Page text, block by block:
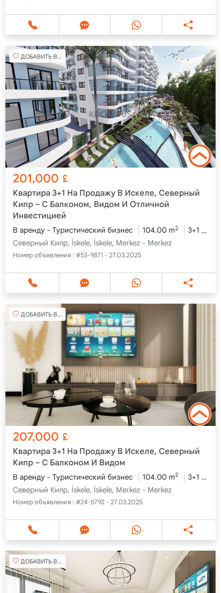
ДОБАВИТЬ В ИЗБРАННОЕ
201,000 £
Квартира 3+1 На Продажу В Искеле, Северный
Кипр – С Балконом, Видом И Отличной
Инвестицией
В аренду - Туристический бизнес 104.00 m2 3+1
Северный Кипр, İskele, İskele, Merkez - Merkez
Номер объявления : #53-9871 - 27.03.2025
ДОБАВИТЬ В ИЗБРАННОЕ
207,000 £
Квартира 3+1 На Продажу В Искеле, Северный
Кипр – С Балконом И Видом
В аренду - Туристический бизнес 104.00 m2 3+1
Северный Кипр, İskele, İskele, Merkez - Merkez
Номер объявления : #24-5792 - 27.03.2025
ДОБАВИТЬ В ИЗБРАННОЕ